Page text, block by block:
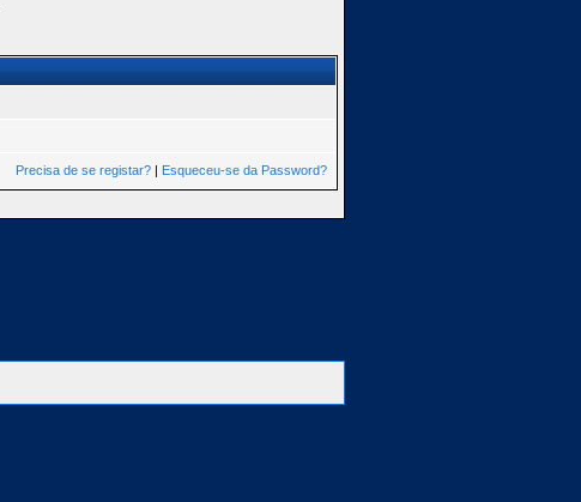
Precisa de se registar? | Esqueceu-se da Password?